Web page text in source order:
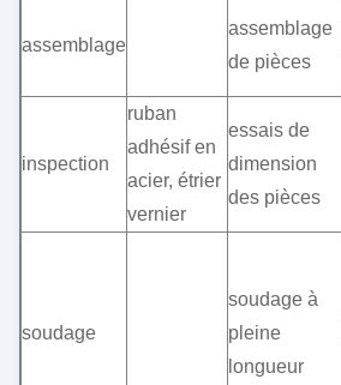
assemblage
assemblage
de pièces
inspection
ruban
adhésif en
acier, étrier
vernier
essais de
dimension
des pièces
soudage
soudage à
pleine
longueur